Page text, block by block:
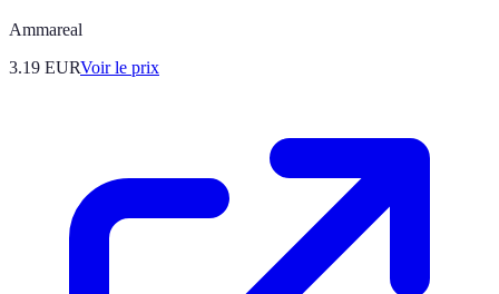
Ammareal
3.19 EURVoir le prix